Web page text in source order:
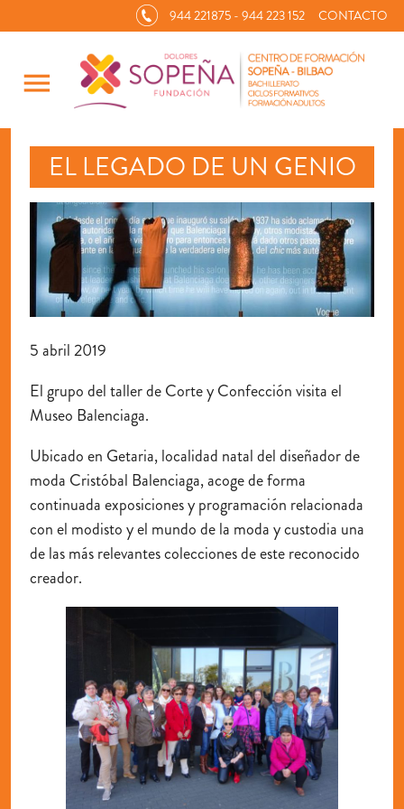
944 221875 - 944 223 152 CONTACTO
menu
EL LEGADO DE UN GENIO
5 abril 2019
El grupo del taller de Corte y Confección visita el
Museo Balenciaga.
Ubicado en Getaria, localidad natal del diseñador de
moda Cristóbal Balenciaga, acoge de forma
continuada exposiciones y programación relacionada
con el modisto y el mundo de la moda y custodia una
de las más relevantes colecciones de este reconocido
creador.